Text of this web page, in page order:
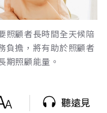
照顧者長時間全天候陪
負擔，將有助於照顧者
期照顧能量。
聽遠見